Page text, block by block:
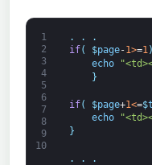
1
2
3
4
5
6
7
8
9
10
. .
.
if( $page-1>=1)
echo
}
if( $page+1<=$
echo
}
. . .